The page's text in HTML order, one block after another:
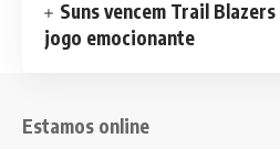
Suns vencem Trail
jogo emocionante
Estamos online